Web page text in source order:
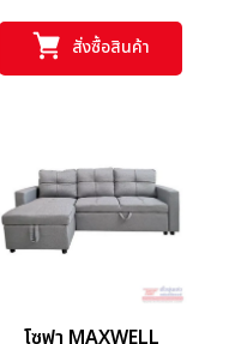
สั่งซื้อสินค้า
โซฟา MAXWELL